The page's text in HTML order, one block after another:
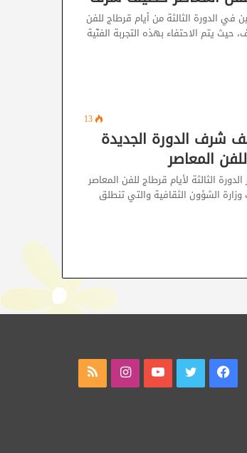
الدورة الثالثة من أيام قرطاج للفن
يتم الاحتفاء بهذه التجربة الفنّية
13
الدورة الجديدة
المعاصر
الثالثة لأيام قرطاج للفن المعاصر
الشؤون الثقافية والتي تنطلق
فيسبوك تويتر يوتيوب انستقرام